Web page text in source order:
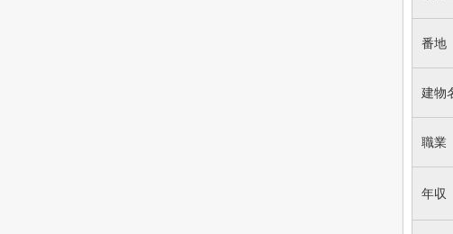
番地
建物
職業
年収